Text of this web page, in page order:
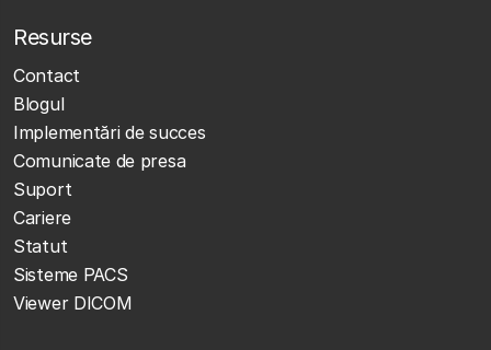
Resurse
Contact
Blogul
Implementări de succes
Comunicate de presa
Suport
Cariere
Statut
Sisteme PACS
Viewer DICOM